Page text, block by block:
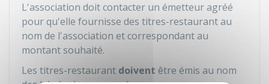
L'association doit contacter un émetteur agréé
pour qu'elle fournisse des titres-restaurant au
nom de l'association et correspondant au
montant souhaité.
Les titres-restaurant doivent être émis au nom